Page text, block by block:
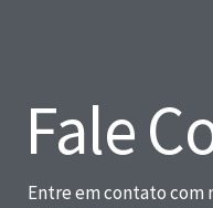
Fale
Entre em contato com